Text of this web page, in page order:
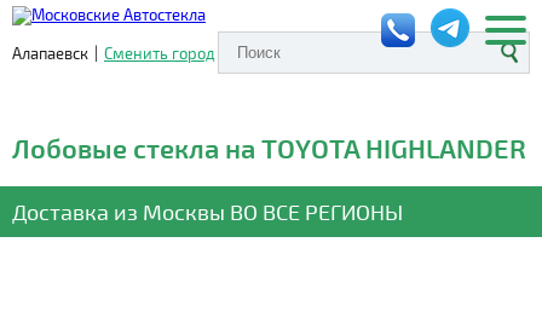
Алапаевск | Сменить город
Лобовые стекла на TOYOTA HIGHLANDER
Доставка из Москвы ВО ВСЕ РЕГИОНЫ